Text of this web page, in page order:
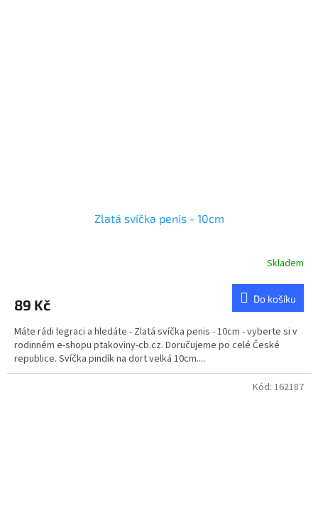
Zlatá svíčka penis - 10cm
Skladem
89 Kč Do košíku
Máte rádi legraci a hledáte - Zlatá svíčka penis - 10cm - vyberte si v
rodinném e-shopu ptakoviny-cb.cz. Doručujeme po celé České
republice. Svíčka pindík na dort velká 10cm....
Kód: 162187